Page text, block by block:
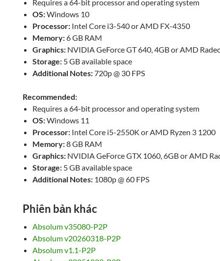
Requires a 64-bit processor and operating system
OS:Windows 10
Processor: Intel Core i3-540 or AMD FX-4350
Memory:6 GB RAM
Graphics: NVIDIA GeForce GT 640, 4GB or AMD
Storage: 5 GB available space
Additional Notes:720p @ 30 FPS
Recommended:
Requires a 64-bit processor and operating system
OS:Windows 11
Processor: Intel Core i5-2550K or AMD Ryzen 3 1200
Memory:8 GB RAM
Graphics: NVIDIA GeForce GTX 1060, 6GB or AMD
Storage: 5 GB available space
Additional Notes: 1080p @ 60 FPS
Phiên bản khác
Absolum v35080-P2P
Absolum v20260318-P2P
Absolum v1.1-P2P